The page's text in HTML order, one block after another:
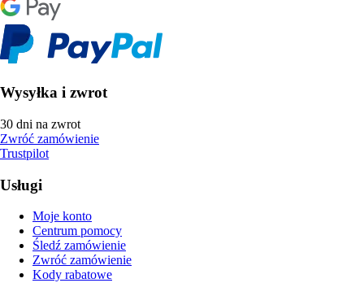
Wysyłka i zwrot
30 dni na zwrot
Zwróć zamówienie
Trustpilot
Usługi
Moje konto
Centrum pomocy
Śledź zamówienie
Zwróć zamówienie
Kody rabatowe